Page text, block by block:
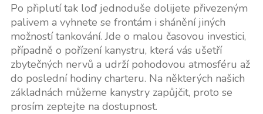
Po připlutí tak loď jednoduše dolijete přivezeným
palivem a vyhnete se frontám i shánění jiných
možností tankování. Jde o malou časovou investici,
případně o pořízení kanystru, která vás ušetří
zbytečných nervů a udrží pohodovou atmosféru až
do poslední hodiny charteru. Na některých našich
základnách můžeme kanystry zapůjčit, proto se
prosím zeptejte na dostupnost.